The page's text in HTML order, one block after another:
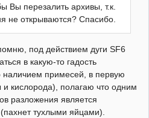
Вы перезалить архивы, т.к.
не открываются? Спасибо.
под действием дуги SF6
в какую-то гадость
наличием примесей, в первую
и кислорода), полагаю что одним
разложения является
тухлыми яйцами).